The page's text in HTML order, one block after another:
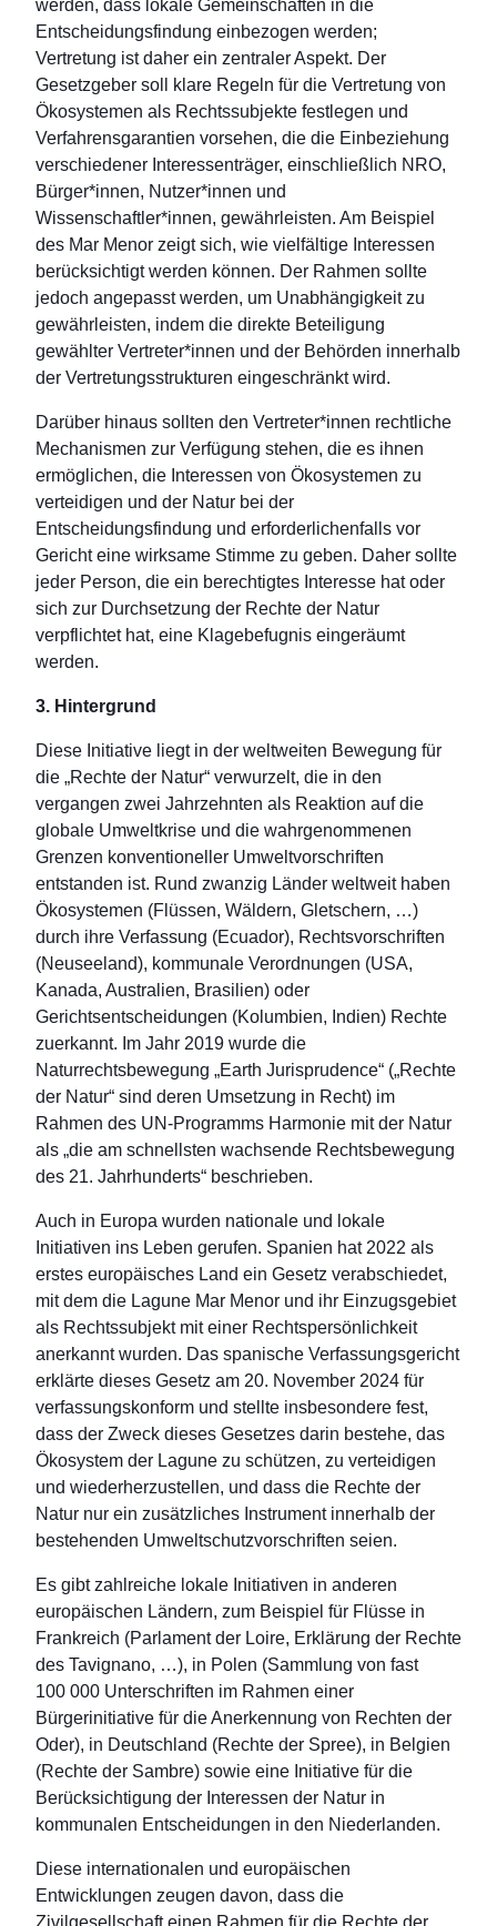
werden, dass lokale Gemeinschaften in die
Entscheidungsfindung einbezogen werden;
Vertretung ist daher ein zentraler Aspekt. Der
Gesetzgeber soll klare Regeln für die Vertretung von
Ökosystemen als Rechtssubjekte festlegen und
Verfahrensgarantien vorsehen, die die Einbeziehung
verschiedener Interessenträger, einschließlich NRO,
Bürger*innen, Nutzer*innen und
Wissenschaftler*innen, gewährleisten. Am Beispiel
des Mar Menor zeigt sich, wie vielfältige Interessen
berücksichtigt werden können. Der Rahmen sollte
jedoch angepasst werden, um Unabhängigkeit zu
gewährleisten, indem die direkte Beteiligung
gewählter Vertreter*innen und der Behörden innerhalb
der Vertretungsstrukturen eingeschränkt wird.
Darüber hinaus sollten den Vertreter*innen rechtliche
Mechanismen zur Verfügung stehen, die es ihnen
ermöglichen, die Interessen von Ökosystemen zu
verteidigen und der Natur bei der
Entscheidungsfindung und erforderlichenfalls vor
Gericht eine wirksame Stimme zu geben. Daher sollte
jeder Person, die ein berechtigtes Interesse hat oder
sich zur Durchsetzung der Rechte der Natur
verpflichtet hat, eine Klagebefugnis eingeräumt
werden.
3. Hintergrund
Diese Initiative liegt in der weltweiten Bewegung für
die „Rechte der Natur“ verwurzelt, die in den
vergangen zwei Jahrzehnten als Reaktion auf die
globale Umweltkrise und die wahrgenommenen
Grenzen konventioneller Umweltvorschriften
entstanden ist. Rund zwanzig Länder weltweit haben
Ökosystemen (Flüssen, Wäldern, Gletschern, …)
durch ihre Verfassung (Ecuador), Rechtsvorschriften
(Neuseeland), kommunale Verordnungen (USA,
Kanada, Australien, Brasilien) oder
Gerichtsentscheidungen (Kolumbien, Indien) Rechte
zuerkannt. Im Jahr 2019 wurde die
Naturrechtsbewegung „Earth Jurisprudence“ („Rechte
der Natur“ sind deren Umsetzung in Recht) im
Rahmen des UN-Programms Harmonie mit der Natur
als „die am schnellsten wachsende Rechtsbewegung
des 21. Jahrhunderts“ beschrieben.
Auch in Europa wurden nationale und lokale
Initiativen ins Leben gerufen. Spanien hat 2022 als
erstes europäisches Land ein Gesetz verabschiedet,
mit dem die Lagune Mar Menor und ihr Einzugsgebiet
als Rechtssubjekt mit einer Rechtspersönlichkeit
anerkannt wurden. Das spanische Verfassungsgericht
erklärte dieses Gesetz am 20. November 2024 für
verfassungskonform und stellte insbesondere fest,
dass der Zweck dieses Gesetzes darin bestehe, das
Ökosystem der Lagune zu schützen, zu verteidigen
und wiederherzustellen, und dass die Rechte der
Natur nur ein zusätzliches Instrument innerhalb der
bestehenden Umweltschutzvorschriften seien.
Es gibt zahlreiche lokale Initiativen in anderen
europäischen Ländern, zum Beispiel für Flüsse in
Frankreich (Parlament der Loire, Erklärung der Rechte
des Tavignano, …), in Polen (Sammlung von fast
100 000 Unterschriften im Rahmen einer
Bürgerinitiative für die Anerkennung von Rechten der
Oder), in Deutschland (Rechte der Spree), in Belgien
(Rechte der Sambre) sowie eine Initiative für die
Berücksichtigung der Interessen der Natur in
kommunalen Entscheidungen in den Niederlanden.
Diese internationalen und europäischen
Entwicklungen zeugen davon, dass die
Zivilgesellschaft einen Rahmen für die Rechte der